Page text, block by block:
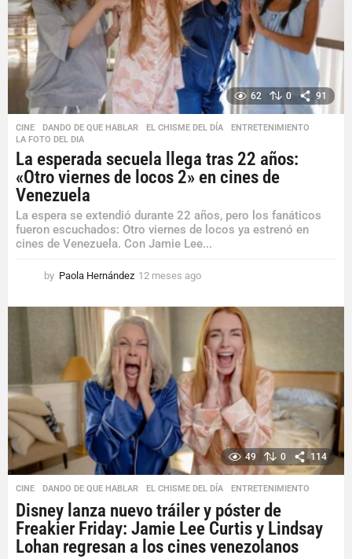
62 0 91
CINE ,DANDO DE QUE HABLAR ,EL CHISME DEL DÍA ,ENTRETENIMIENTO
LA FOTO DEL DIA
La esperada secuela llega tras 22 años:
«Otro viernes de locos 2» en cines de
Venezuela
La espera se extendió durante 22 años, pero los fanáticos
fueron escuchados: Otro viernes de locos ya estrenó en
cines de Venezuela. Con Jamie Lee...
by Paola Hernández 12 meses ago
m
e
s
e
s
a
g
o
49 0 114
CINE ,DANDO DE QUE HABLAR ,EL CHISME DEL DÍA ,ENTRETENIMIENTO
Disney lanza nuevo tráiler y póster de
Freakier Friday: Jamie Lee Curtis y Lindsay
Lohan regresan a los cines venezolanos